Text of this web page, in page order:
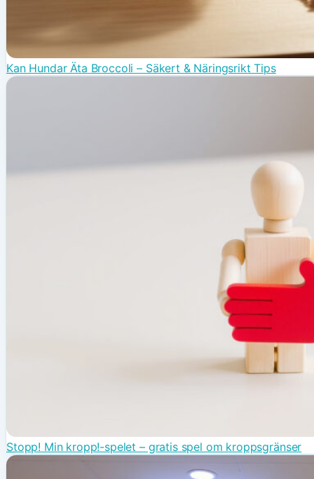
Kan Hundar Äta Broccoli – Säkert & Näringsrikt Tips
Stopp! Min kropp!-spelet – gratis spel om kroppsgränser